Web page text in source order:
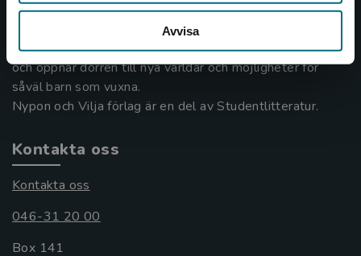
Avvisa
Nypon och Vilja
Nypon och Vilja förlag ger ut böcker som väcker läslust
och öppnar dörren till nya världar och möjligheter för
såväl barn som vuxna.
Nypon och Vilja förlag är en del av Studentlitteratur.
Kontakta oss
Kontakta oss
046-31 20 00
Box 141